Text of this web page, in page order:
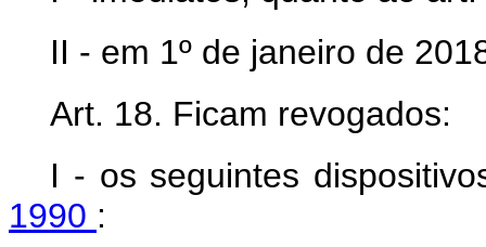
II - em 1º de janeiro de
Art. 18. Ficam revogados:
I - os seguintes
1990 :